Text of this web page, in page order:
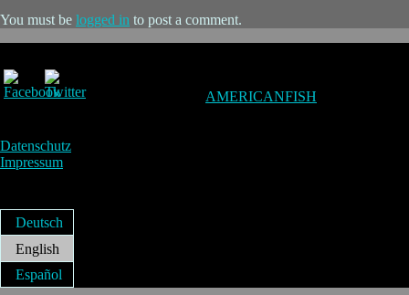
You must be logged in to post a comment.
AMERICANFISH
Datenschutz
Impressum
Deutsch
English
Español